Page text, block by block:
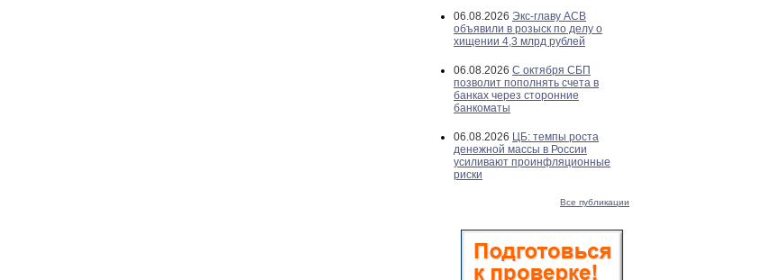
06.08.2026 Экс-главу АСВ
объявили в розыск по делу о
хищении 4,3 млрд рублей
06.08.2026 С октября СБП
позволит пополнять счета в
банках через сторонние
банкоматы
06.08.2026 ЦБ: темпы роста
денежной массы в России
усиливают проинфляционные
риски
Все публикации